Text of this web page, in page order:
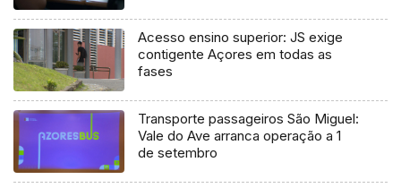
Acesso ensino superior: JS exige
contigente Açores em todas as
fases
Transporte passageiros São Miguel:
Vale do Ave arranca operação a 1
de setembro